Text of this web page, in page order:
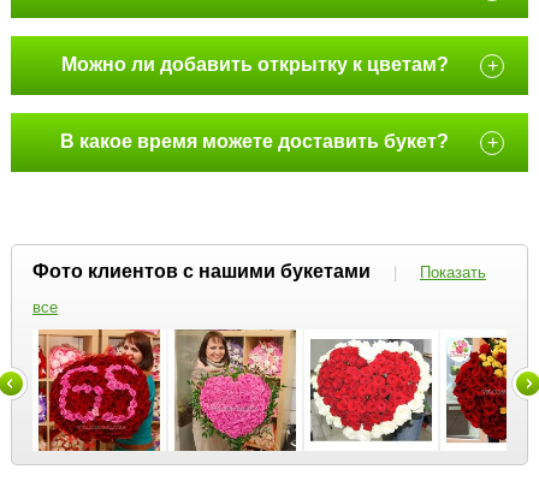
Можно ли добавить открытку к цветам? +
В какое время можете доставить букет? +
Фото клиентов с нашими букетами |
Показать
все